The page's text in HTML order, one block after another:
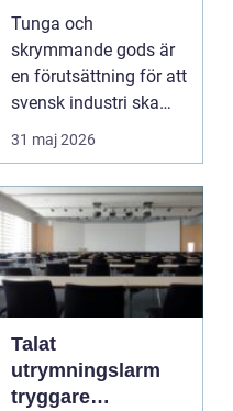
Tunga och
skrymmande gods är
en förutsättning för att
svensk industri ska
fungera. Maskiner,
transfo...
31 maj 2026
Talat
utrymningslarm
tryggare